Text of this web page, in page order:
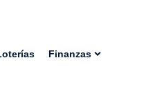
Finanzas